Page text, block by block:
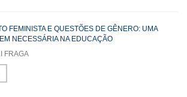
FEMINISTA E QUESTÕES DE GÊNERO: UMA
NECESSÁRIA NA EDUCAÇÃO
FRAGA